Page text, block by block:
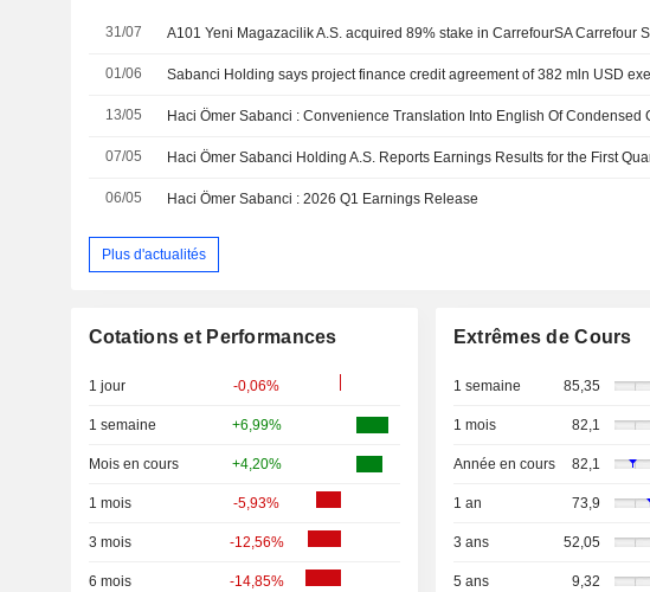
31/07
01/06
13/05
07/05
06/05 Haci Ömer Sabanci : 2026 Q1 Earnings Release
Plus d'actualités
Cotations et Performances
1 jour -0,06%
1 semaine +6,99%
Mois en cours +4,20%
1 mois -5,93%
3 mois -12,56%
6 mois -14,85%
Extrêmes de Cours
1 semaine 85,35
1 mois 82,1
Année en cours 82,1
1 an 73,9
3 ans 52,05
5 ans 9,32